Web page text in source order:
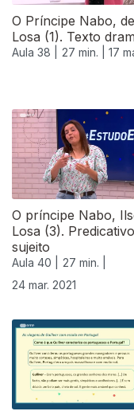
O Príncipe Nabo,
Losa (1). Texto
Aula 38 | 27 min. | 17
O príncipe Nabo,
Losa (3).
sujeito
Aula 40 |
27 min. |
24 mar. 2021